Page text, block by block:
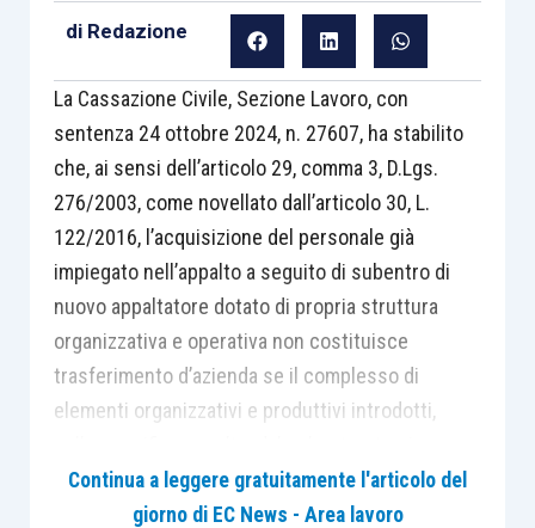
di Redazione
La Cassazione Civile, Sezione Lavoro, con
sentenza 24 ottobre 2024, n. 27607, ha stabilito
che, ai sensi dell’articolo 29, comma 3, D.Lgs.
276/2003, come novellato dall’articolo 30, L.
122/2016, l’acquisizione del personale già
impiegato nell’appalto a seguito di subentro di
nuovo appaltatore dotato di propria struttura
organizzativa e operativa non costituisce
trasferimento d’azienda se il complesso di
elementi organizzativi e produttivi introdotti,
caratterizzato da profili di tale novità da
interrompere il nesso funzionale di
Continua a leggere gratuitamente l'articolo del
giorno di EC News - Area lavoro